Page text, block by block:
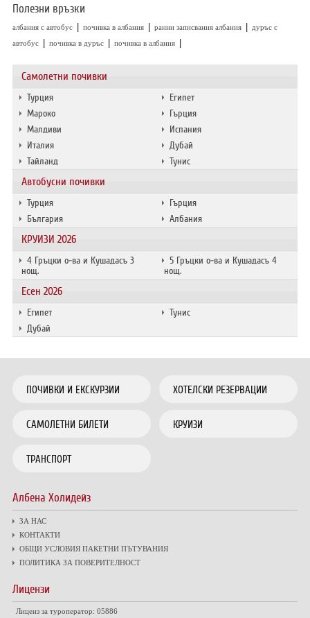
Самолетни почивки
Турция
Египет
Мароко
Гърция
Малдиви
Испания
Италия
Дубай
Тайланд
Тунис
Автобусни почивки
Турция
Гърция
България
Албания
КРУИЗИ 2026
4 Гръцки о-ва и Кушадасъ 3
нощ.
5 Гръцки о-ва и Кушадасъ 4
нощ.
Есен 2026
Египет
Тунис
Дубай
Полезни връзки
албания с автобус | почивка в албания | ранни записвания албания | дуръс с
автобус | почивка в дуръс | почивка в албания |
ПОЧИВКИ И ЕКСКУРЗИИ ХОТЕЛСКИ РЕЗЕРВАЦИИ
САМОЛЕТНИ БИЛЕТИ КРУИЗИ
ТРАНСПОРТ
Албена Холидейз
ЗА НАС
КОНТАКТИ
ОБЩИ УСЛОВИЯ ПАКЕТНИ ПЪТУВАНИЯ
ПОЛИТИКА ЗА ПОВЕРИТЕЛНОСТ
Лицензи
Лиценз за туроператор: 05886